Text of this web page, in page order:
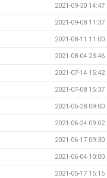
2021-09-30 14:47
2021-09-08 11:37
2021-08-11 11:00
2021-08-04 23:46
2021-07-14 15:42
2021-07-08 15:37
2021-06-28 09:00
2021-06-24 09:02
2021-06-17 09:30
2021-06-04 10:00
2021-05-17 15:15